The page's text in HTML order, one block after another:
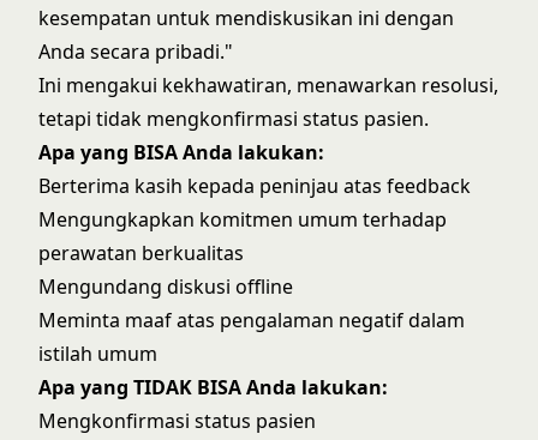
kesempatan untuk mendiskusikan ini dengan
Anda secara pribadi."
Ini mengakui kekhawatiran, menawarkan resolusi,
tetapi tidak mengkonfirmasi status pasien.
Apa yang BISA Anda lakukan:
Berterima kasih kepada peninjau atas feedback
Mengungkapkan komitmen umum terhadap
perawatan berkualitas
Mengundang diskusi offline
Meminta maaf atas pengalaman negatif dalam
istilah umum
Apa yang TIDAK BISA Anda lakukan:
Mengkonfirmasi status pasien